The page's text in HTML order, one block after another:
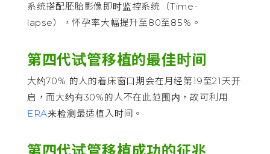
系统搭配胚胎影像即时监控系统（Time-
lapse），怀孕率大幅提升至80至85%。
第四代试管移植的最佳时间
大约70% 的人的着床窗口期会在月经第19至21天开
启，而大约有30%的人不在此范围内，故可利用
ERA来检测最适植入时间。